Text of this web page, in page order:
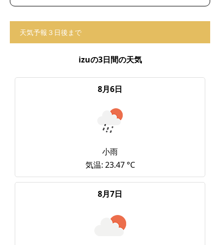
天気予報３日後まで
izuの3日間の天気
8月6日
小雨
気温: 23.47 °C
8月7日